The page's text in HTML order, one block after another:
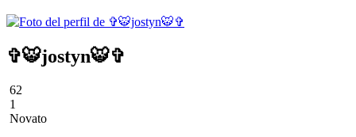
✞🐯jostyn🐯✞
62
1
Novato